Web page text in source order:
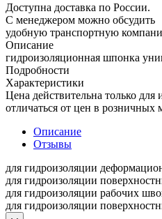
Доступна доставка по России.
С менеджером можно обсудить
удобную транспортную
Описание
гидроизоляционная шпонка
Подробности
Характеристики
Цена действительна только
отличаться от цен в розничных
Описание
Отзывы
для гидроизоляции
для гидроизоляции
для гидроизоляции рабочих
для гидроизоляции